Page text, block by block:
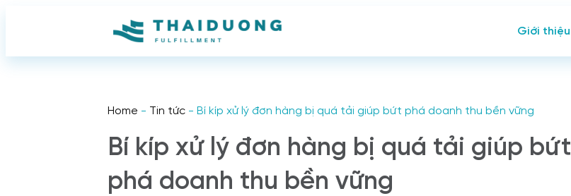
Giới thiệu
Home - Tin tức - Bí kíp xử lý đơn hàng bị quá tải giúp bứt phá doanh thu bền vững
Bí kíp xử lý đơn hàng bị quá tải giúp bứt
phá doanh thu bền vững